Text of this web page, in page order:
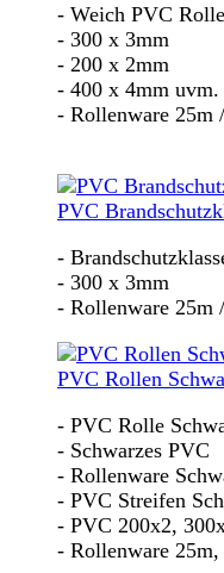
- Weich PVC Rolle
- 300 x 3mm
- 200 x 2mm
- 400 x 4mm uvm.
- Rollenware 25m
PVC
-
- 300 x 3mm
- Rollenware 25m
PVC Rollen
- PVC Rolle
- Schwarzes PVC
- Rollenware
- PVC Streifen
- PVC 200x2,
- Rollenware 25m,